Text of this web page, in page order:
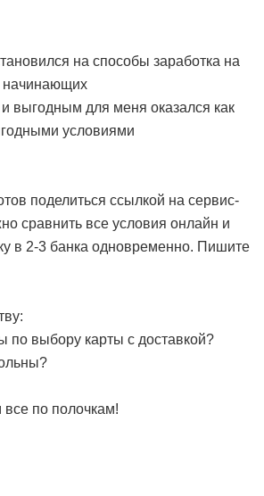
на способы заработка на
начинающих
выгодным для меня оказался как
условиями
поделиться ссылкой на сервис-
сравнить все условия онлайн и
в 2-3 банка одновременно. Пишите
по выбору карты с доставкой?
по полочкам!